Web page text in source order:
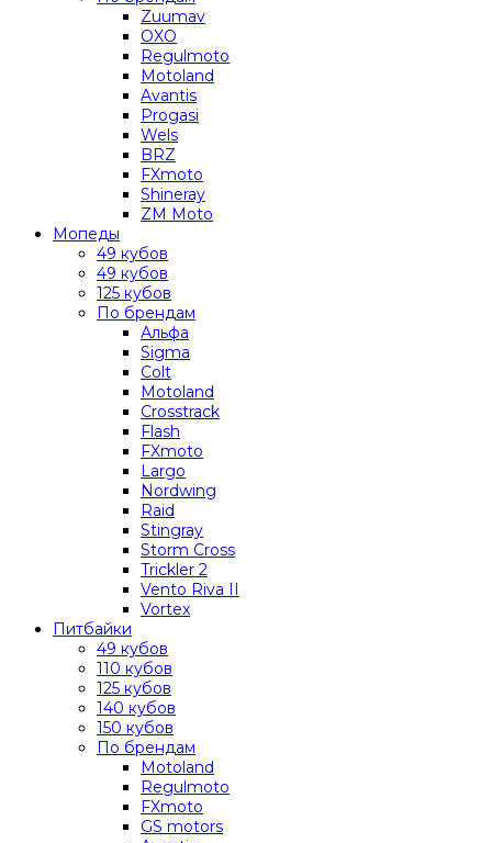
Zuumav
OXO
Regulmoto
Motoland
Avantis
Progasi
Wels
BRZ
FXmoto
Shineray
ZM Moto
Мопеды
49 кубов
49 кубов
125 кубов
По брендам
Альфа
Sigma
Colt
Motoland
Crosstrack
Flash
FXmoto
Largo
Nordwing
Raid
Stingray
Storm Cross
Trickler 2
Vento Riva II
Vortex
Питбайки
49 кубов
110 кубов
125 кубов
140 кубов
150 кубов
По брендам
Motoland
Regulmoto
FXmoto
GS motors